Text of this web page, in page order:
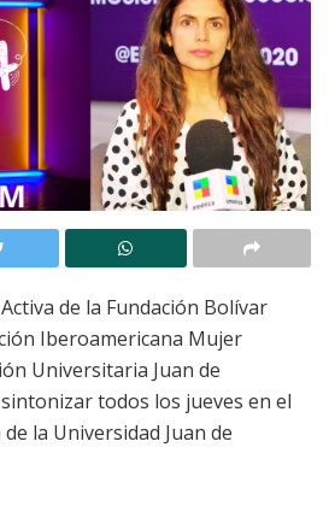
de la Fundación Bolívar
Iberoamericana Mujer
Universitaria Juan de
todos los jueves en el
la Universidad Juan de